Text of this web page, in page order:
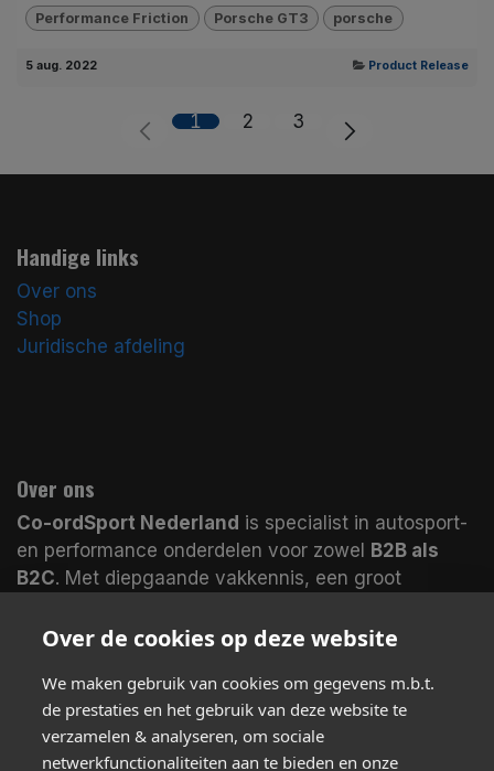
Over de cookies op deze website
We maken gebruik van cookies om gegevens m.b.t.
de prestaties en het gebruik van deze website te
verzamelen & analyseren, om sociale
netwerkfunctionaliteiten aan te bieden en onze
Performance Friction Porsche GT3 porsche
5 aug. 2022 Product Release
1 2 3
Handige links
Over ons
Shop
Juridische afdeling
Over ons
Co-ordSport Nederland is specialist in autosport-
en performance onderdelen voor zowel
B2B als
B2C. Met diepgaande vakkennis, een groot
VKleveren wij veel productendirect uit voorraad
Volg ons